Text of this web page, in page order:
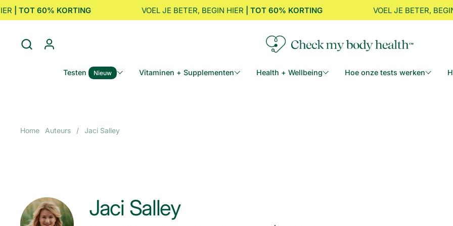
Ga naar content
| TOT 60% KORTING VOEL JE BETER, BEGIN HIER| TOT 60% KORTING VOEL JE BETER, BEGIN
Testen Nieuw Vitaminen + Supplementen Health + Wellbeing Hoe onze tests werken
Home Auteurs / Jaci Salley
Jaci Salley